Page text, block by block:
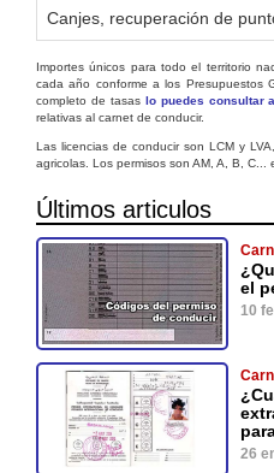
Canjes, recuperación de
Importes únicos para todo el territorio
cada año conforme a los Presupuestos
completo de tasas lo puedes consultar
relativas al carnet de conducir.
Las licencias de conducir son LCM y
agricolas. Los permisos son AM, A, B, C...
Últimos articulos
el
10
26